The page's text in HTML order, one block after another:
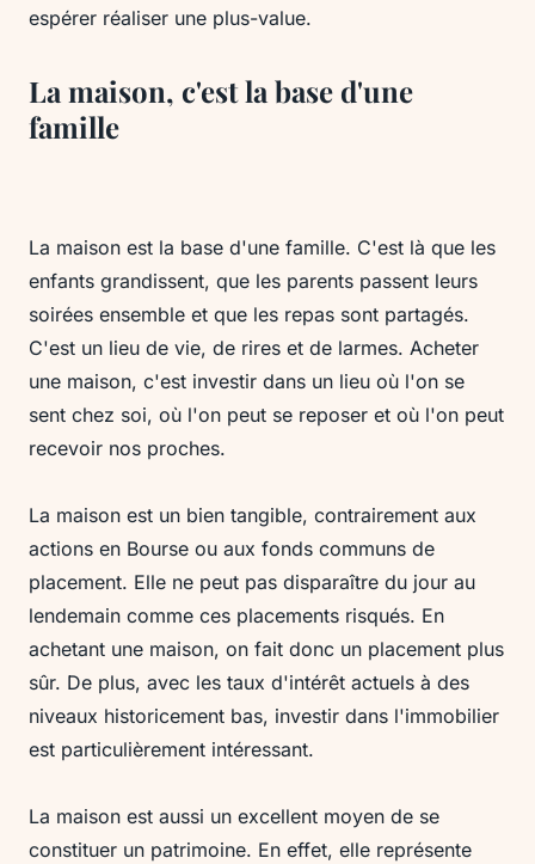
espérer réaliser une plus-value.
La maison, c'est la base d'une
famille
La maison est la base d'une famille. C'est là que les
enfants grandissent, que les parents passent leurs
soirées ensemble et que les repas sont partagés.
C'est un lieu de vie, de rires et de larmes. Acheter
une maison, c'est investir dans un lieu où l'on se
sent chez soi, où l'on peut se reposer et où l'on peut
recevoir nos proches.
La maison est un bien tangible, contrairement aux
actions en Bourse ou aux fonds communs de
placement. Elle ne peut pas disparaître du jour au
lendemain comme ces placements risqués. En
achetant une maison, on fait donc un placement plus
sûr. De plus, avec les taux d'intérêt actuels à des
niveaux historicement bas, investir dans l'immobilier
est particulièrement intéressant.
La maison est aussi un excellent moyen de se
constituer un patrimoine. En effet, elle représente